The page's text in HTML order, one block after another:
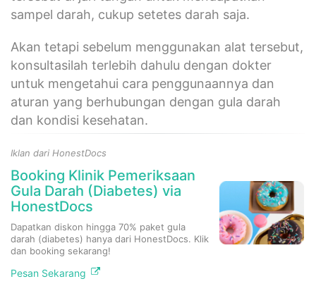
sampel darah, cukup setetes darah saja.
Akan tetapi sebelum menggunakan alat tersebut,
konsultasilah terlebih dahulu dengan dokter
untuk mengetahui cara penggunaannya dan
aturan yang berhubungan dengan gula darah
dan kondisi kesehatan.
Iklan dari HonestDocs
Booking Klinik Pemeriksaan
Gula Darah (Diabetes) via
HonestDocs
Dapatkan diskon hingga 70% paket gula
darah (diabetes) hanya dari HonestDocs. Klik
dan booking sekarang!
Pesan Sekarang